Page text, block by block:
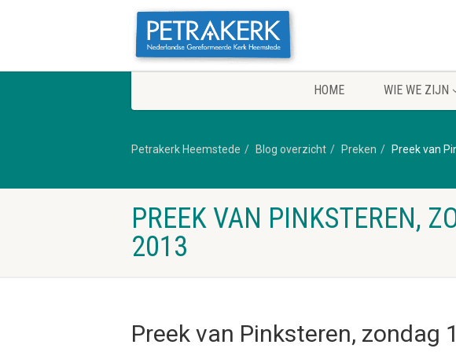
HOME WIE WE ZIJN
Petrakerk Heemstede Blog overzicht Preken Preek van
PREEK VAN PINKSTEREN,
2013
Preek van Pinksteren, zondag